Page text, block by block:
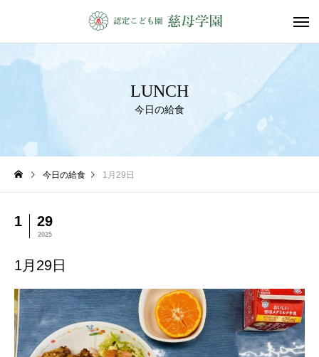
LUNCH
今日の給食
今日の給食 1月29日
1 29
2025
1月29日